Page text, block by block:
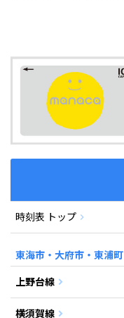
時刻表 トップ
東海市・大府市・東浦町
上野台線
横須賀線